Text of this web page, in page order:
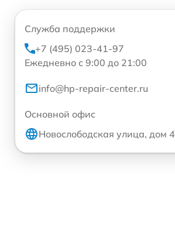
Служба поддержки
+7 (495) 023-41-97
Ежедневно с 9:00 до 21:00
info@hp-repair-center.ru
Основной офис
Новослободская улица, дом 4